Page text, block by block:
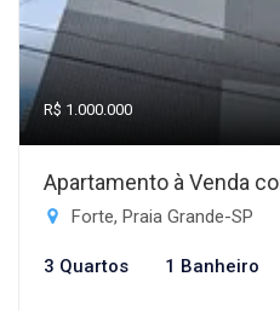
R$ 1.000.000
Apartamento à Venda
Forte, Praia Grande-SP
3 Quartos 1 Banheiro